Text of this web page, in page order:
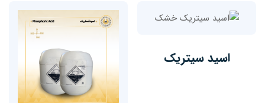
اسید سیتریک